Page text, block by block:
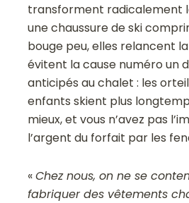
transforment radicalement
une chaussure de ski
bouge peu, elles relancent
évitent la cause numéro un
anticipés au chalet : les
enfants skient plus
mieux, et vous n’avez pas
l’argent du forfait par les
«Chez nous, on ne se
fabriquer des vêtements